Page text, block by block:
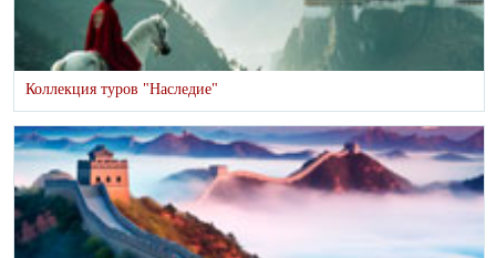
Коллекция туров "Наследие"